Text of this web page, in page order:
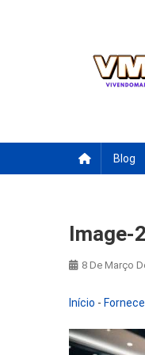
Blog
Image-2
8 De Março
Início -